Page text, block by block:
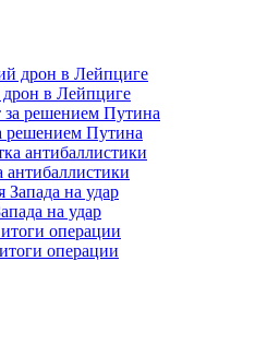
в Лейпциге
решением Путина
на удар
операции